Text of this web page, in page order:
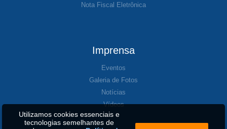
Nota Fiscal Eletrônica
Imprensa
Eventos
Galeria de Fotos
Notícias
Vídeos
Utilizamos cookies essenciais e
tecnologias semelhantes de